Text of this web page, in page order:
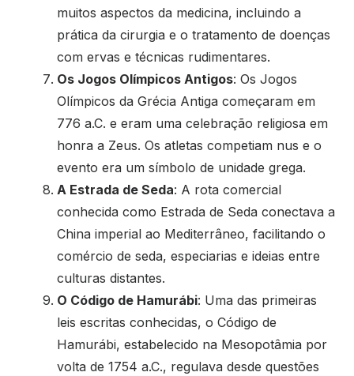
muitos aspectos da medicina, incluindo a
prática da cirurgia e o tratamento de doenças
com ervas e técnicas rudimentares.
Os Jogos Olímpicos Antigos: Os Jogos
Olímpicos da Grécia Antiga começaram em
776 a.C. e eram uma celebração religiosa em
honra a Zeus. Os atletas competiam nus e o
evento era um símbolo de unidade grega.
A Estrada de Seda: A rota comercial
conhecida como Estrada de Seda conectava a
China imperial ao Mediterrâneo, facilitando o
comércio de seda, especiarias e ideias entre
culturas distantes.
O Código de Hamurábi: Uma das primeiras
leis escritas conhecidas, o Código de
Hamurábi, estabelecido na Mesopotâmia por
volta de 1754 a.C., regulava desde questões